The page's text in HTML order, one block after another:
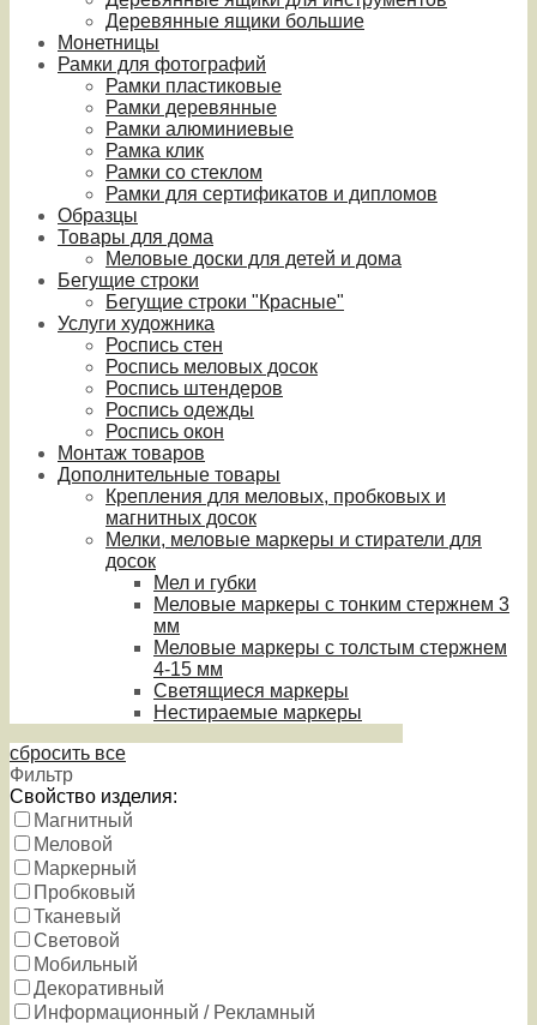
Деревянные ящики большие
Монетницы
Рамки для фотографий
Рамки пластиковые
Рамки деревянные
Рамки алюминиевые
Рамка клик
Рамки со стеклом
Рамки для сертификатов и дипломов
Образцы
Товары для дома
Меловые доски для детей и дома
Бегущие строки
Бегущие строки "Красные"
Услуги художника
Роспись стен
Роспись меловых досок
Роспись штендеров
Роспись одежды
Роспись окон
Монтаж товаров
Дополнительные товары
Крепления для меловых, пробковых и
магнитных досок
Мелки, меловые маркеры и стиратели для
досок
Мел и губки
Меловые маркеры с тонким стержнем 3
мм
Меловые маркеры с толстым стержнем
4-15 мм
Светящиеся маркеры
Нестираемые маркеры
сбросить все
Фильтр
Свойство изделия:
Магнитный
Меловой
Маркерный
Пробковый
Тканевый
Световой
Мобильный
Декоративный
Информационный / Рекламный